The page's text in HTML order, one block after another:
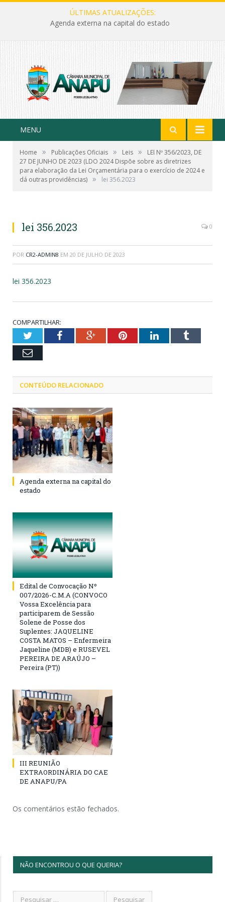
ÚLTIMAS ATUALIZAÇÕES:
Agenda externa na capital do estado
MENU
Home » Publicações Oficiais » Leis »
LEI Nº 356/2023, DE
27 DE JUNHO DE 2023 (LDO 2024 Dispõe sobre as diretrizes
para elaboração da Lei Orçamentária para o exercício de 2024 e
dá outras providências) » lei 356.2023
lei 356.2023 0
POR CR2-ADMIN8 EM 20 DE JULHO DE 2023
lei 356.2023
COMPARTILHAR:
TwitterFacebookGoogle+PinterestLinkedInTumblr
Email
CONTEÚDO RELACIONADO
Agenda externa na capital do
estado
Edital de Convocação Nº
007/2026-C.M.A (CONVOCO
Vossa Excelência para
participarem de Sessão
Solene de Posse dos
Suplentes: JAQUELINE
COSTA MATOS – Enfermeira
Jaqueline (MDB) e RUSEVEL
PEREIRA DE ARAÚJO –
Pereira (PT))
III REUNIÃO
EXTRAORDINÁRIA DO CAE
DE ANAPU/PA
Os comentários estão fechados.
NÃO ENCONTROU O QUE QUERIA?